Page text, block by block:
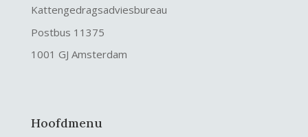
Kattengedragsadviesbureau
Postbus 11375
1001 GJ Amsterdam
Hoofdmenu